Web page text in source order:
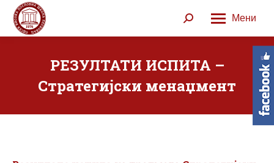
Мени
Search:
РЕЗУЛТАТИ ИСПИТА –
Стратегијски менаџмент